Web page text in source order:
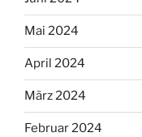
Mai 2024
April 2024
März 2024
Februar 2024